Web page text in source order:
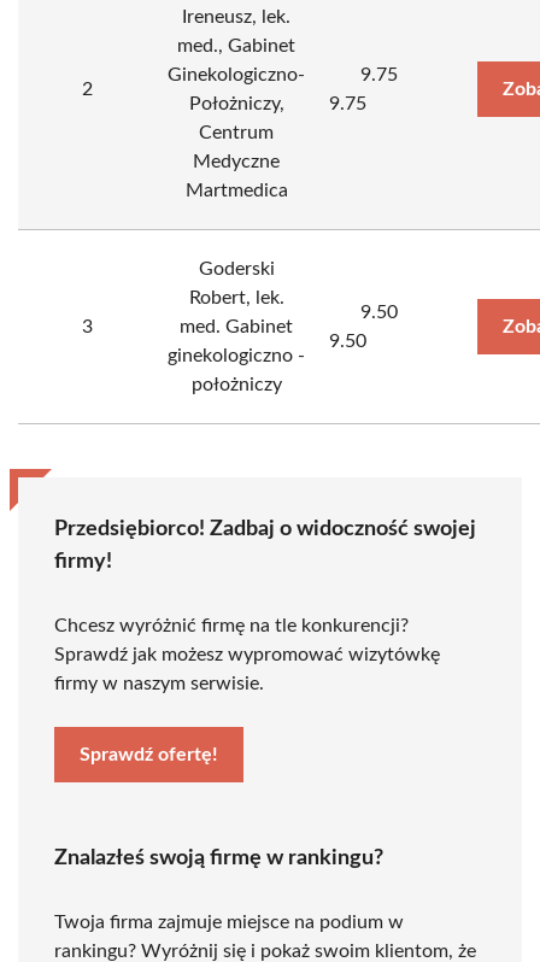
2
Ireneusz, lek.
med., Gabinet
Ginekologiczno-
Położniczy,
Centrum
Medyczne
Martmedica
9.75
9.75
3
Goderski
Robert, lek.
med. Gabinet
ginekologiczno -
położniczy
9.50
9.50
Przedsiębiorco! Zadbaj o widoczność swojej
firmy!
Chcesz wyróżnić firmę na tle konkurencji?
Sprawdź jak możesz wypromować wizytówkę
firmy w naszym serwisie.
Sprawdź ofertę!
Znalazłeś swoją firmę w rankingu?
Twoja firma zajmuje miejsce na podium w
rankingu? Wyróżnij się i pokaż swoim klientom, że